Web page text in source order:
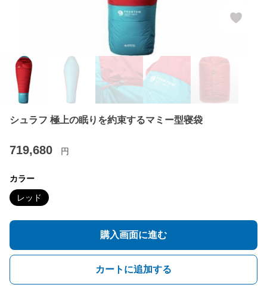
シュラフ 極上の眠りを約束するマミー型寝袋
719,680 円
カラー
レッド
購入画面に進む
カートに追加する